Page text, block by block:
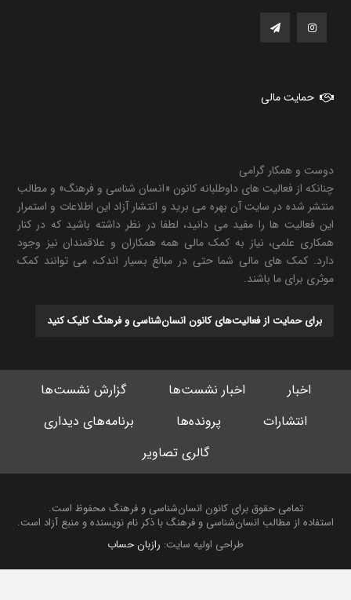
حمایت مالی
دوست و همکار گرامی
چنانکه از فعالیت های داوطلبانه کانون «انسان شناسی و فرهنگ» و مطالب
منتشر شده در سایت آن بهره می برید و انتشار آزاد این اطلاعات و استمرار
این فعالیت ها را مفید می دانید، لطفا در نظر داشته باشید که در کنار
همکاری علمی، نیاز به کمک مالی همه همکاران و علاقمندان نیز وجود
دارد. کمک های مالی شما حتی در مبالغ بسیار اندک، می توانند کمک
موثری برای ما باشند.
برای حمایت از فعالیت‌های کانون انسان‌شناسی و فرهنگ کلیک کنید
اخبار اخبار نشست‌ها
گزارش نشست‌ها
انتشارات
پرونده‌ها
برنامه‌های دیداری
گالری تصاویر
تمامی حقوق برای کانون انسان‌شناسی و فرهنگ محفوظ است.
استفاده از مطالب انسان‌شناسی و فرهنگ با ذکر نام نویسنده و منبع آزاد است.
طراحی اولیه سایت:رازبان حساب